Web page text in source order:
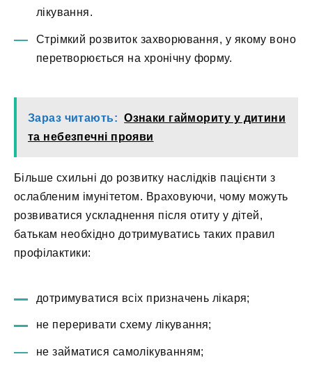
лікування.
Стрімкий розвиток захворювання, у якому воно
перетворюється на хронічну форму.
Зараз читають: Ознаки гаймориту у дитини
та небезпечні прояви
Більше схильні до розвитку наслідків пацієнти з
ослабленим імунітетом. Враховуючи, чому можуть
розвиватися ускладнення після отиту у дітей,
батькам необхідно дотримуватись таких правил
профілактики:
дотримуватися всіх призначень лікаря;
не переривати схему лікування;
не займатися самолікуванням;